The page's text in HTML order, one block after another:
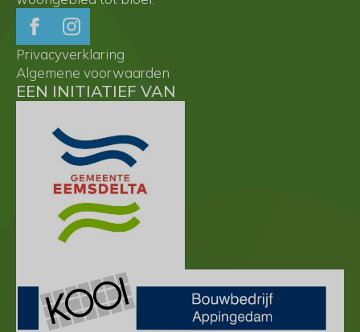
Privacyverklaring
Algemene voorwaarden
EEN INITIATIEF VAN